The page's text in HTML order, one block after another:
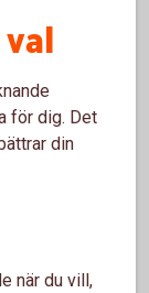
för dig. Det
din
när du vill,